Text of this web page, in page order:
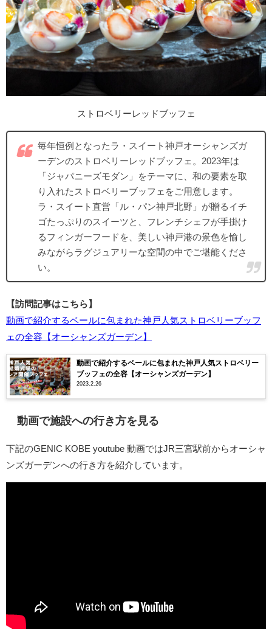
ストロベリーレッドブッフェ
毎年恒例となったラ・スイート神戸オーシャンズガ
ーデンのストロベリーレッドブッフェ。2023年は
「ジャパニーズモダン」をテーマに、和の要素を取
り入れたストロベリーブッフェをご用意します。
ラ・スイート直営「ル・パン神戸北野」が贈るイチ
ゴたっぷりのスイーツと、フレンチシェフが手掛け
るフィンガーフードを、美しい神戸港の景色を愉し
みながらラグジュアリーな空間の中でご堪能くださ
い。
【訪問記事はこちら】
動画で紹介するベールに包まれた神戸人気ストロベリーブッフ
ェの全容【オーシャンズガーデン】
動画で紹介するベールに包まれた神戸人気ストロベリー
ブッフェの全容【オーシャンズガーデン】
2023.2.26
動画で施設への行き方を見る
下記のGENIC KOBE youtube 動画ではJR三宮駅前からオーシャ
ンズガーデンへの行き方を紹介しています。